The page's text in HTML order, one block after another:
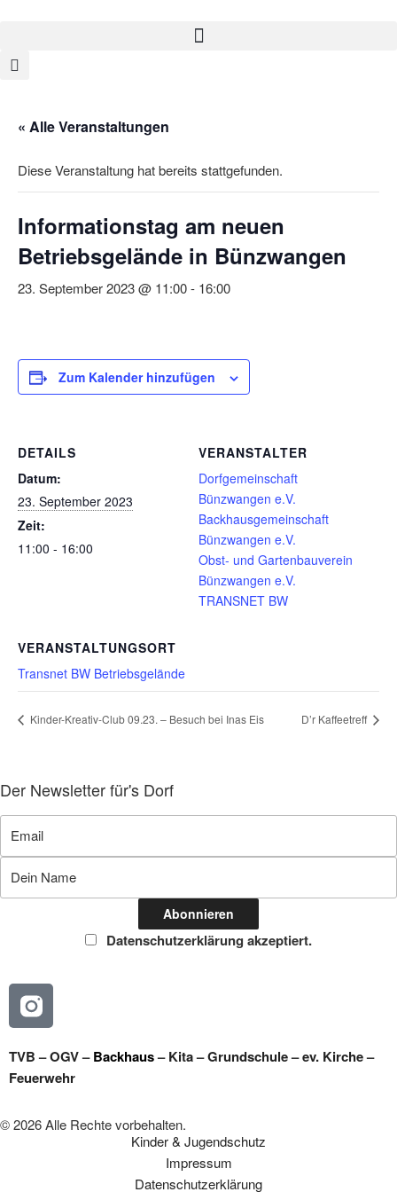
« Alle Veranstaltungen
Diese Veranstaltung hat bereits stattgefunden.
Informationstag am neuen
Betriebsgelände in Bünzwangen
23. September 2023 @ 11:00- 16:00
Zum Kalender hinzufügen
DETAILS
Datum:
23. September 2023
Zeit:
11:00 - 16:00
VERANSTALTER
Dorfgemeinschaft
Bünzwangen e.V.
Backhausgemeinschaft
Bünzwangen e.V.
Obst- und Gartenbauverein
Bünzwangen e.V.
TRANSNET BW
VERANSTALTUNGSORT
Transnet BW Betriebsgelände
Kinder-Kreativ-Club 09.23. – Besuch bei Inas Eis D’r Kaffeetreff
Der Newsletter für's Dorf
Datenschutzerklärung akzeptiert.
TVB–OGV–Backhaus–Kita–Grundschule–ev. Kirche–
Feuerwehr
© 2026 Alle Rechte vorbehalten.
Kinder & Jugendschutz
Impressum
Datenschutzerklärung